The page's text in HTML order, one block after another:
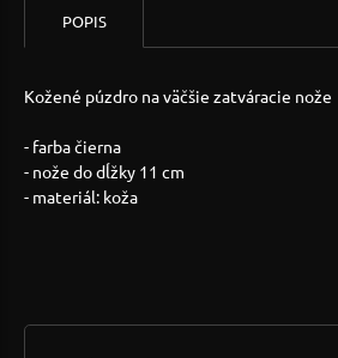
POPIS
Kožené púzdro na väčšie zatváracie nože
- farba čierna
- nože do dĺžky 11 cm
- materiál: koža